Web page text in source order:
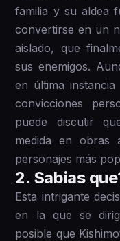
familia y su aldea
convertirse en un
aislado, que
sus enemigos.
en última
convicciones
puede discutir
medida en obras
personajes más
2 . Sabias
Esta intrigante
en la que se
posible que